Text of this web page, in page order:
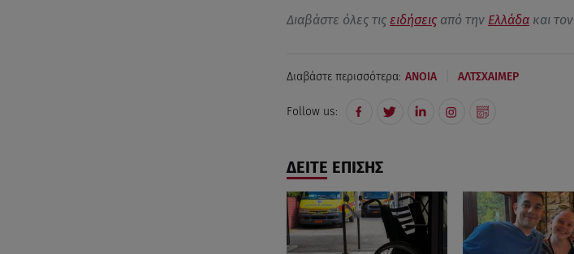
Διαβάστε όλες τις ειδήσειςαπό την Ελλάδακαι τον
Διαβάστε περισσότερα: ΑΝΟΙΑ ΑΛΤΣΧΑΙΜΕΡ
Follow us:
ΔΕΙΤΕ ΕΠΙΣΗΣ